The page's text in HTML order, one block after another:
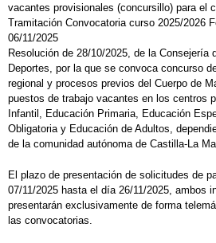
vacantes provisionales (concursillo) para el
Tramitación Convocatoria curso 2025/2026
06/11/2025
Resolución de 28/10/2025, de la Consejería
Deportes, por la que se convoca concurso
regional y procesos previos del Cuerpo de
puestos de trabajo vacantes en los centros
Infantil, Educación Primaria, Educación
Obligatoria y Educación de Adultos,
de la comunidad autónoma de Castilla-La
El plazo de presentación de solicitudes de
07/11/2025 hasta el día 26/11/2025, ambos
presentarán exclusivamente de forma
las convocatorias.